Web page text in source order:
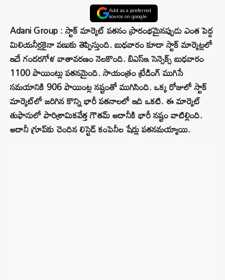
Add as a preferred
source on google
Adani Group : స్టాక్ మార్కెట్ పతనం ప్రారంభమైనప్పుడు ఎంత పెద్ద
మిలియనీర్లకైనా వణుకు తెప్పిస్తుంది. బుధవారం కూడా స్టాక్ మార్కెట్లలో
ఇదే గందరగోళ వాతావరణం నెలకొంది. బిఎస్‌ఇ సెన్సెక్స్ బుధవారం
1100 పాయింట్లు పతనమైంది. సాయంత్రం ట్రేడింగ్ ముగిసే
సమయానికి 906 పాయింట్ల నష్టంతో ముగిసింది. ఒక్క రోజులో స్టాక్
మార్కెట్‌లో జరిగిన కొన్ని భారీ పతనాలలో ఇది ఒకటి. ఈ మార్కెట్
తుఫానులో పారిశ్రామికవేత్త గౌతమ్ అదానీకి భారీ నష్టం వాటిల్లింది.
అదానీ గ్రూప్‌కు చెందిన లిస్టెడ్ కంపెనీల షేర్లు పతనమయ్యాయి.